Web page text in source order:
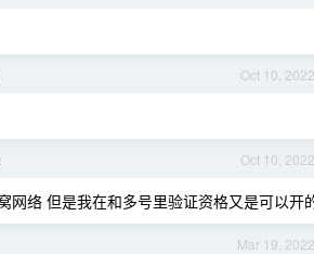
Oct 10, 2022
Oct 10, 2022
网络 但是我在和多号里验证资格又是可以开
Mar 19, 2022